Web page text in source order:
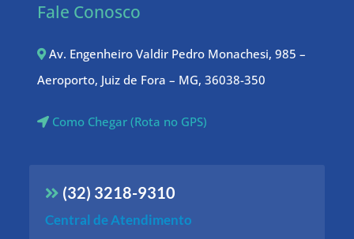
Fale Conosco
Av. Engenheiro Valdir Pedro Monachesi, 985 –
Aeroporto, Juiz de Fora – MG, 36038-350
Como Chegar (Rota no GPS)
(32) 3218-9310
Central de Atendimento